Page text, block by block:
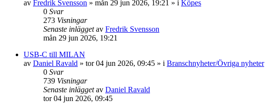
av Fredrik Svensson » mån 29 jun 2026, 19:21 » i Köpes
0 Svar
273 Visningar
Senaste inläggetav Fredrik Svensson
mån 29 jun 2026, 19:21
USB-C till MILAN
av Daniel Ravald » tor 04 jun 2026, 09:45 » i Branschnyheter/Övriga nyheter
0 Svar
739 Visningar
Senaste inläggetav Daniel Ravald
tor 04 jun 2026, 09:45